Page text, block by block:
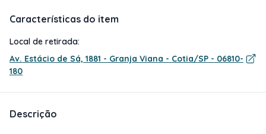
Características do item
Local de retirada:
Av. Estácio de Sá, 1881 - Granja Viana - Cotia/SP - 06810-
180
Descrição